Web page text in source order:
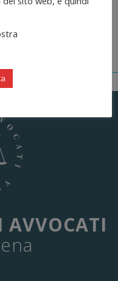
AVVOCATI